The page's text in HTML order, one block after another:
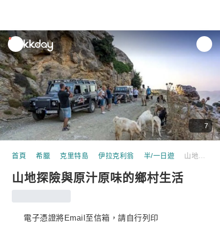
unread
notifications
7
首頁 希臘 克里特島 伊拉克利翁 半/一日遊
山地探險與原汁原味的鄉村生活
電子憑證將Email至信箱，請自行列印